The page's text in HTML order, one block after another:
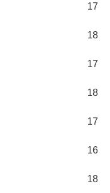
17
18
17
18
17
16
18